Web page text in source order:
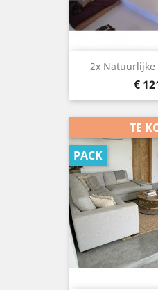
2x Natuurlijke
Prijs
€
TE
PACK